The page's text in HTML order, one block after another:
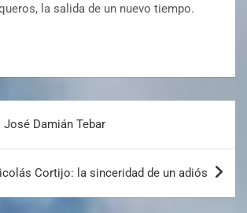
la salida de un nuevo tiempo.
José Damián Tebar
Cortijo: la sinceridad de un adiós